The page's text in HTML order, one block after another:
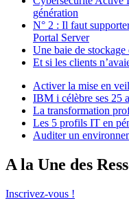
génération
N° 2 : Il faut
Portal Server
Une baie de stockage
Et si les clients
Activer la mise en
IBM i célèbre ses 25
La transformation
Les 5 profils IT en
Auditer un
A la Une des
Inscrivez-vous !